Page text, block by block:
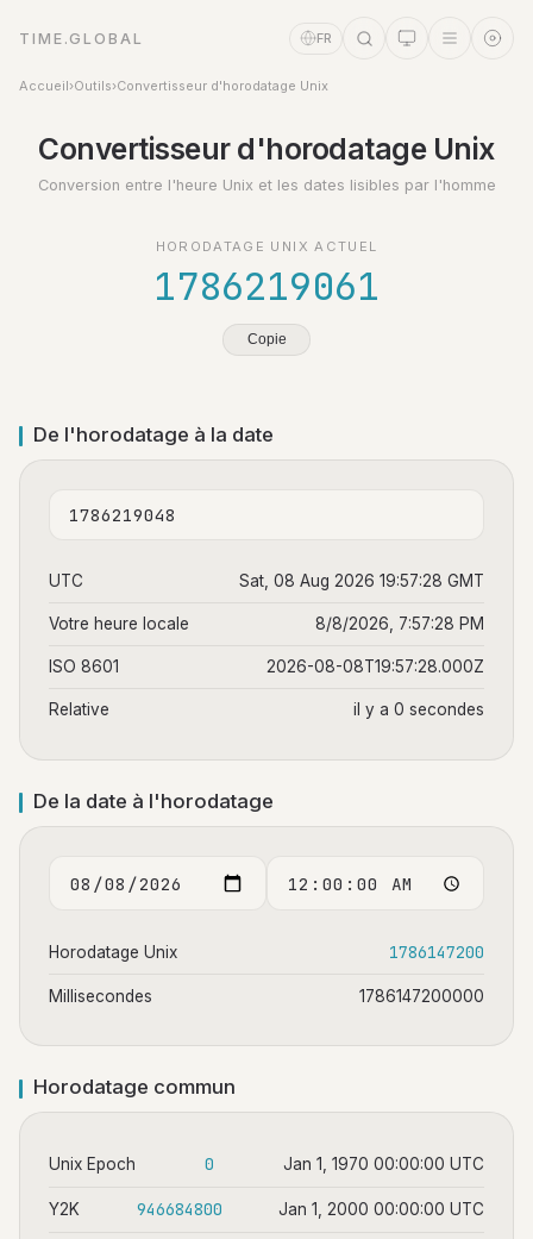
TIME.GLOBAL FR
Accueil›Outils›Convertisseur d'horodatage Unix
Convertisseur d'horodatage Unix
Conversion entre l'heure Unix et les dates lisibles par l'homme
HORODATAGE UNIX ACTUEL
1786219061
Copie
De l'horodatage à la date
UTC Sat, 08 Aug 2026 19:57:28 GMT
Votre heure locale 8/8/2026, 7:57:28 PM
ISO 8601 2026-08-08T19:57:28.000Z
Relative il y a 0 secondes
De la date à l'horodatage
Horodatage Unix 1786147200
Millisecondes 1786147200000
Horodatage commun
Unix Epoch 0 Jan 1, 1970 00:00:00 UTC
Y2K 946684800 Jan 1, 2000 00:00:00 UTC
Online